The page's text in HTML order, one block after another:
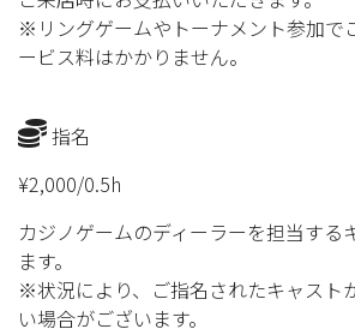
※リングゲームやトーナメント参加で
ービス料はかかりません。
指名
¥2,000/0.5h
カジノゲームのディーラーを担当する
ます。
※状況により、ご指名されたキャスト
い場合がございます。